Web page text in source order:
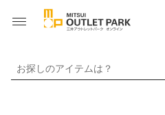
お探しのアイテムは？